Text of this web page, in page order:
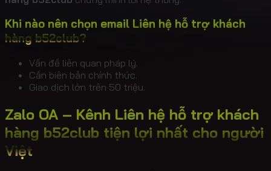
Khi nào nên chọn email Liên hệ hỗ trợ khách
hàng b52club?
Vấn đề liên quan pháp lý.
Cần biên bản chính thức.
Giao dịch lớn trên 50 triệu.
Zalo OA – Kênh Liên hệ hỗ trợ khách
hàng b52club tiện lợi nhất cho người
Việt